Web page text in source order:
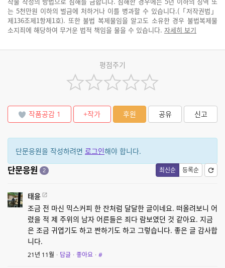
는 5천만원 이하의 벌금에 처하거나 이를 병과할 수 있습니다.(「저작권법」
제136조제1항제1호). 또한 불법 복제물임을 알고도 소유한 경우 불법복제물
소지죄에 해당하여 무거운 법적 책임을 물을 수 있습니다. 자세히 보기
평점주기
작품공감 1 +작가 후원 공유 신고
단문응원을 작성하려면 로그인해야 합니다.
최신순 등록순
단문응원 2
태윤
조금 전 마신 믹스커피 한 잔처럼 달달한 글이네요. 떠올려보니 어
렸을 적 제 주위의 남자 어른들은 죄다 람보였던 것 같아요. 지금
은 조금 귀엽기도 하고 짠하기도 하고 그렇습니다. 좋은 글 감사합
니다.
21년 11월 · 답글 · 좋아요 · #